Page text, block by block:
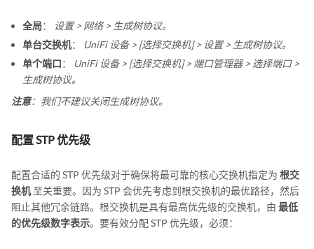
全局：
设置 > 网络 > 生成树协议。
单台交换机：
UniFi 设备 > [选择交换机] > 设置 > 生成树协议。
单个端口：
UniFi 设备 > [选择交换机] > 端口管理器 > 选择端口 >
生成树协议。
注意：我们不建议关闭生成树协议。
配置 STP 优先级
配置合适的 STP 优先级对于确保将最可靠的核心交换机指定为 根交
换机至关重要。因为 STP 会优先考虑到根交换机的最优路径，然后
阻止其他冗余链路。根交换机是具有最高优先级的交换机，由 最低
的优先级数字表示。要有效分配 STP 优先级，必须：